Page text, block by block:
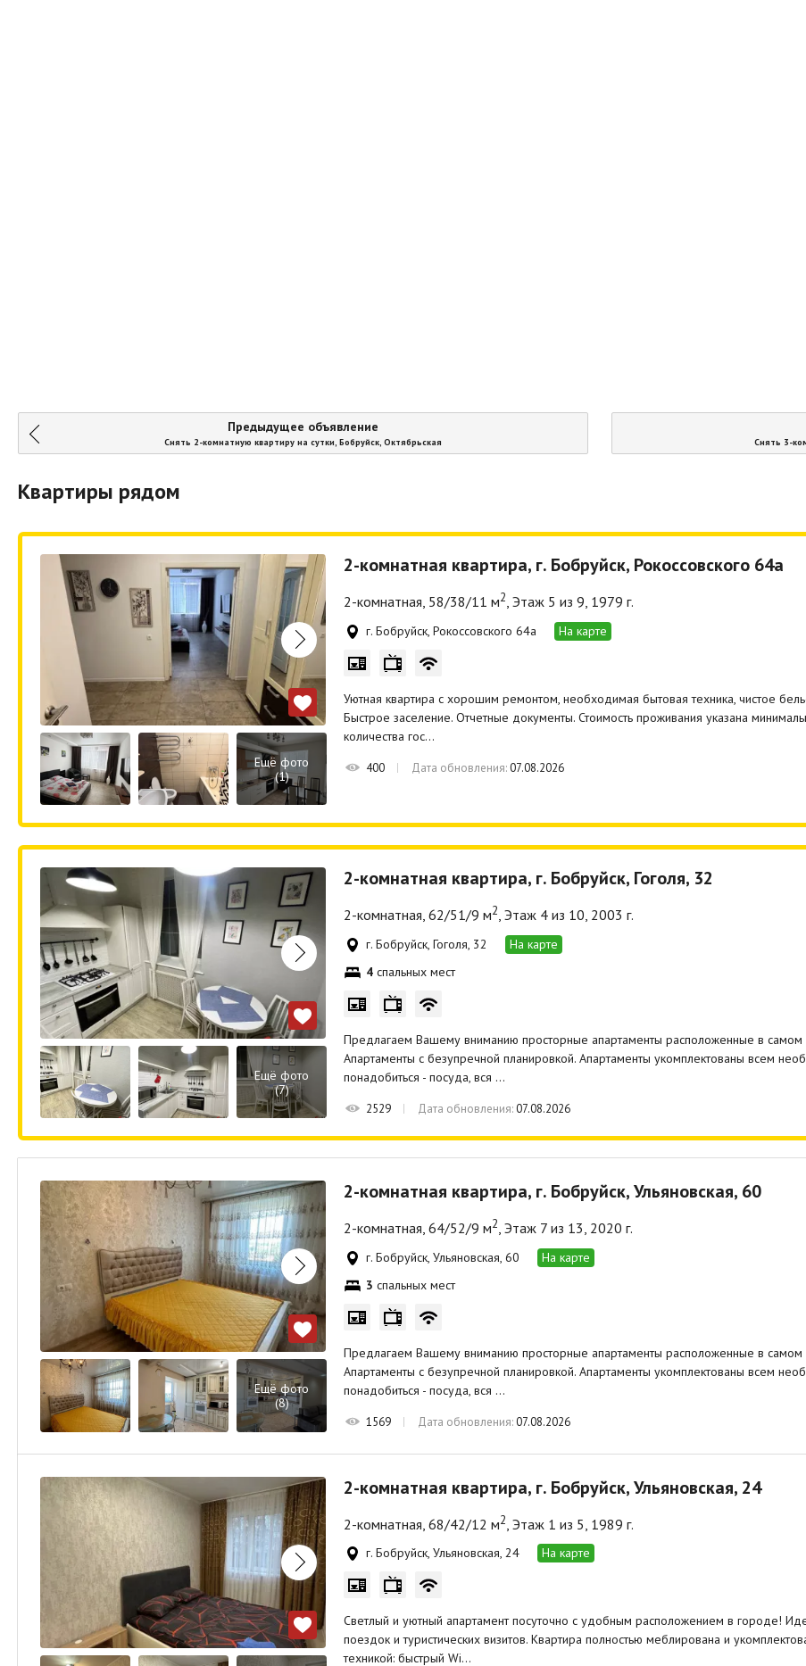
Предыдущее объявление
Снять 2-комнатную квартиру на сутки, Бобруйск, Октябрьская Снять 3-
Квартиры рядом
Ещё фото
(1)
2-комнатная квартира, г. Бобруйск, Рокоссовского 64а
2-комнатная, 58/38/11 м2, Этаж 5 из 9, 1979 г.
г. Бобруйск, Рокоссовского 64а На карте
Уютная квартира с хорошим ремонтом, необходимая бытовая техника, чистое
Быстрое заселение. Отчетные документы. Стоимость проживания указана
количества гос…
400 Дата обновления:07.08.2026
Ещё фото
(7)
2-комнатная квартира, г. Бобруйск, Гоголя, 32
2-комнатная, 62/51/9 м2, Этаж 4 из 10, 2003 г.
г. Бобруйск, Гоголя, 32
На карте
4 спальных мест
Предлагаем Вашему вниманию просторные апартаменты расположенные в
Апартаменты с безупречной планировкой. Апартаменты укомплектованы всем
понадобиться - посуда, вся …
2529 Дата обновления:07.08.2026
Ещё фото
(8)
2-комнатная квартира, г. Бобруйск, Ульяновская, 60
2-комнатная, 64/52/9 м2, Этаж 7 из 13, 2020 г.
г. Бобруйск, Ульяновская, 60
На карте
3 спальных мест
Предлагаем Вашему вниманию просторные апартаменты расположенные в
Апартаменты с безупречной планировкой. Апартаменты укомплектованы всем
понадобиться - посуда, вся …
1569 Дата обновления:07.08.2026
2-комнатная квартира, г. Бобруйск, Ульяновская, 24
2-комнатная, 68/42/12 м2 , Этаж 1 из 5, 1989 г.
г. Бобруйск, Ульяновская, 24 На карте
Светлый и уютный апартамент посуточно с удобным расположением в городе!
поездок и туристических визитов. Квартира полностью меблирована и
техникой: быстрый Wi…